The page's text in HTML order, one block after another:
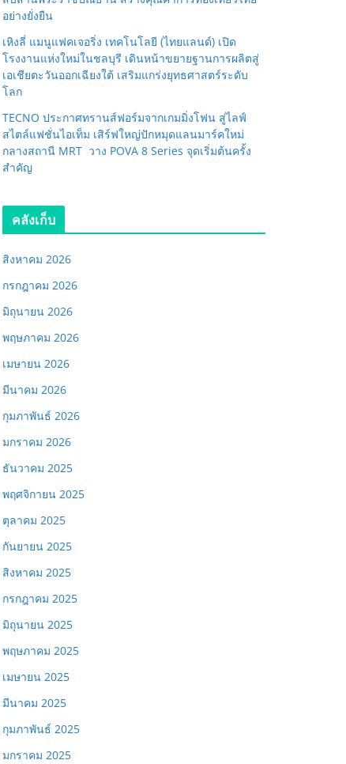
อย่างยั่งยืน
เหิงลี่ แมนูแฟคเจอริ่ง เทคโนโลยี (ไทยแลนด์) เปิด
โรงงานแห่งใหม่ในชลบุรี เดินหน้าขยายฐานการผลิตสู่
เอเชียตะวันออกเฉียงใต้ เสริมแกร่งยุทธศาสตร์ระดับ
โลก
TECNO ประกาศทรานส์ฟอร์มจากเกมมิ่งโฟน สู่ไลฟ์
สไตล์แฟชั่นไอเท็ม เสิร์ฟใหญ่ปักหมุดแลนมาร์คใหม่
กลางสถานี MRT วาง POVA 8 Series จุดเริ่มต้นครั้ง
สำคัญ
คลังเก็บ
สิงหาคม 2026
กรกฎาคม 2026
มิถุนายน 2026
พฤษภาคม 2026
เมษายน 2026
มีนาคม 2026
กุมภาพันธ์ 2026
มกราคม 2026
ธันวาคม 2025
พฤศจิกายน 2025
ตุลาคม 2025
กันยายน 2025
สิงหาคม 2025
กรกฎาคม 2025
มิถุนายน 2025
พฤษภาคม 2025
เมษายน 2025
มีนาคม 2025
กุมภาพันธ์ 2025
มกราคม 2025